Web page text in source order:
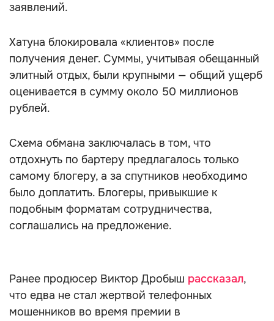
заявлений.
Хатуна блокировала «клиентов» после
получения денег. Суммы, учитывая обещанный
элитный отдых, были крупными — общий ущерб
оценивается в сумму около 50 миллионов
рублей.
Схема обмана заключалась в том, что
отдохнуть по бартеру предлагалось только
самому блогеру, а за спутников необходимо
было доплатить. Блогеры, привыкшие к
подобным форматам сотрудничества,
соглашались на предложение.
Ранее продюсер Виктор Дробыш рассказал,
что едва не стал жертвой телефонных
мошенников во время премии в